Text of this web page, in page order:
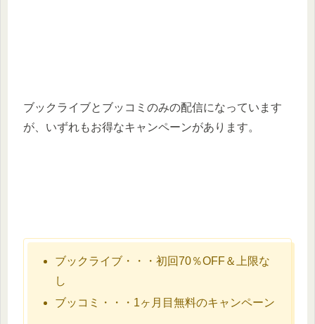
ブックライブとブッコミのみの配信になっています
が、いずれもお得なキャンペーンがあります。
ブックライブ・・・初回70％OFF＆上限な
し
ブッコミ・・・1ヶ月目無料のキャンペーン